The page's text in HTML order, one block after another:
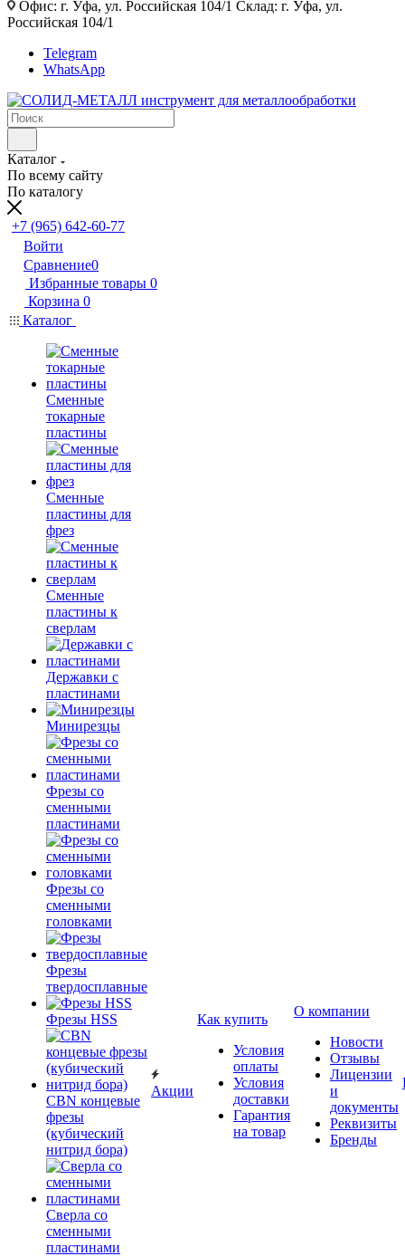
Офис: г. Уфа, ул. Российская 104/1 Склад: г. Уфа, ул.
Российская 104/1
Telegram
WhatsApp
Каталог
По всему сайту
По каталогу
+7 (965) 642-60-77
Войти
Сравнение0
Избранные товары 0
Корзина 0
Каталог
Сменные
токарные
пластины
Сменные
пластины для
фрез
Сменные
пластины к
сверлам
Державки с
пластинами
Минирезцы
Фрезы со
сменными
пластинами
Фрезы со
сменными
головками
Фрезы
твердосплавные
Фрезы HSS
CBN концевые
фрезы
(кубический
нитрид бора)
Сверла со
сменными
пластинами
Акции
Как купить
Условия
оплаты
Условия
доставки
Гарантия
на товар
О компании
Новости
Отзывы
Лицензии
и
документы
Реквизиты
Бренды